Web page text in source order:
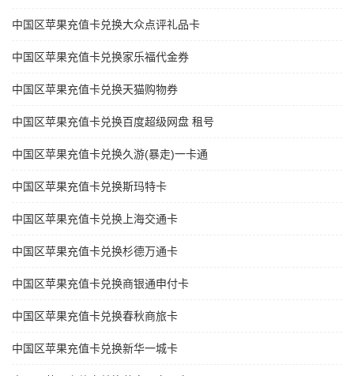
中国区苹果充值卡兑换大众点评礼品卡
中国区苹果充值卡兑换家乐福代金券
中国区苹果充值卡兑换天猫购物券
中国区苹果充值卡兑换百度超级网盘 租号
中国区苹果充值卡兑换久游(暴走)一卡通
中国区苹果充值卡兑换斯玛特卡
中国区苹果充值卡兑换上海交通卡
中国区苹果充值卡兑换杉德万通卡
中国区苹果充值卡兑换商银通申付卡
中国区苹果充值卡兑换春秋商旅卡
中国区苹果充值卡兑换新华一城卡